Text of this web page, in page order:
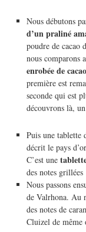
Nous débutons
d’un praliné
poudre de cacao
nous comparons
enrobée de cacao
première est
seconde qui est
découvrons là,
Puis une tablette
décrit le pays
C’est une
des notes grillées
Nous passons
de Valrhona. Au
des notes de
Cluizel de même